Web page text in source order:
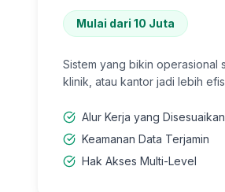
Mulai dari 10 Juta
Sistem yang bikin operasional
klinik, atau kantor jadi lebih
Alur Kerja yang Disesuaikan
Keamanan Data Terjamin
Hak Akses Multi-Level